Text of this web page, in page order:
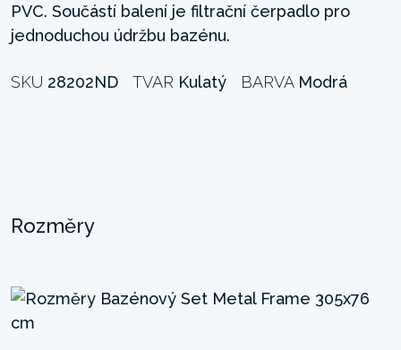
PVC. Součástí balení je filtrační čerpadlo pro
jednoduchou údržbu bazénu.
SKU 28202ND TVAR Kulatý BARVA Modrá
Rozměry